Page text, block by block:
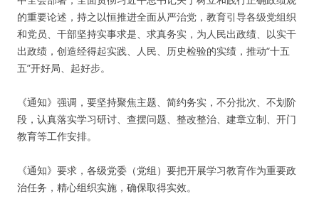
的重要论述，持之以恒推进全面从严治党，教育引导各级党组织
和党员、干部坚持实事求是、求真务实，为人民出政绩、以实干
出政绩，创造经得起实践、人民、历史检验的实绩，推动“十五
五”开好局、起好步。
《通知》强调，要坚持聚焦主题、简约务实，不分批次、不划阶
段，认真落实学习研讨、查摆问题、整改整治、建章立制、开门
教育等工作安排。
《通知》要求，各级党委（党组）要把开展学习教育作为重要政
治任务，精心组织实施，确保取得实效。